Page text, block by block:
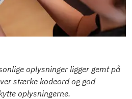
oplysninger ligger gemt på
stærke kodeord og god
oplysningerne.